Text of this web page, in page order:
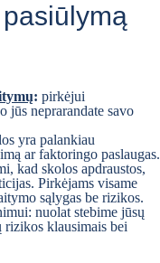
pasiūlymą
: pirkėjui
jūs neprarandate savo
yra palankiau
ar faktoringo paslaugas.
kad skolos apdraustos,
Pirkėjams visame
sąlygas be rizikos.
nuolat stebime jūsų
klausimais bei